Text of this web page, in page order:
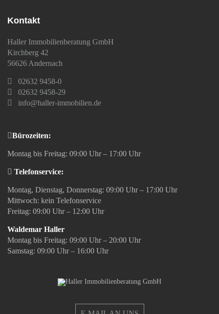
Kontakt
Haller Immobilienberatung GmbH
Kirchberg 42
56626 Andernach
02632 9458-0
02632 9458-29
info@haller-immobilien.de
Bürozeiten:
Montag bis Freitag: 09:00 Uhr – 17:00 Uhr
Telefonservice:
Montag, Dienstag, Donnerstag: 09:00 Uhr – 17:00 Uhr
Mittwoch: kein Telefonservice
Freitag: 09:00 Uhr – 12:00 Uhr
Waldemar Haller
Montag bis Freitag: 09:00 Uhr – 20:00 Uhr
Samstag: 09:00 Uhr – 16:00 Uhr